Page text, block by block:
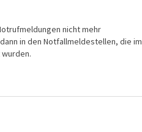
nicht mehr
in den Notfallmeldestellen, die im